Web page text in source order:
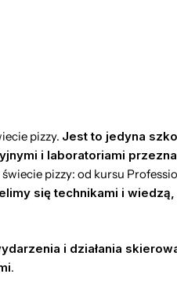
pizzy. Jest to jedyna
i laboratoriami
pizzy: od kursu
się technikami i
i działania
.